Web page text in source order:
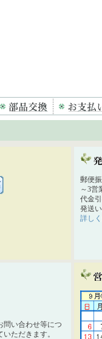
郵便
～3営
代金
発送
詳し
問い合わせ等につ
ただきます。